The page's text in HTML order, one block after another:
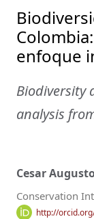
enfoque
Biodiversity
analysis
Cesar
Conservation
http://